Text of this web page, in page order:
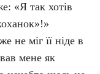
«Я так хотів
не міг її ніде в
мене як